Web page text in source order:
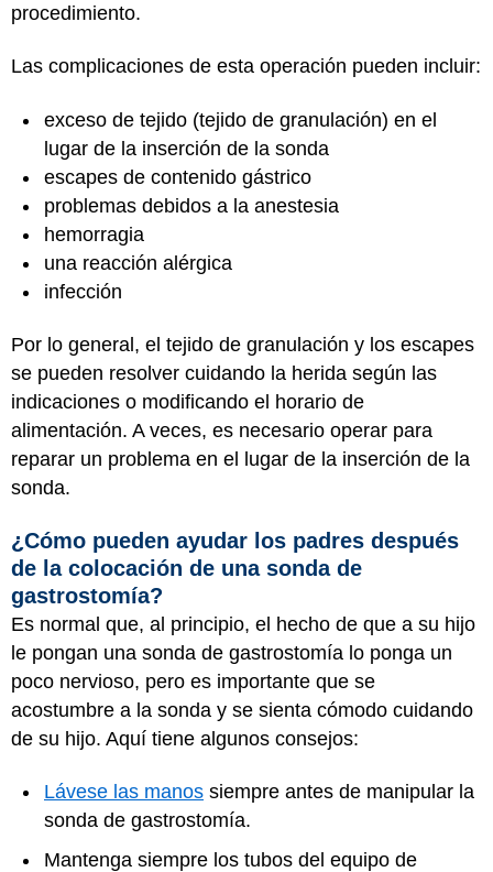
procedimiento.
Las complicaciones de esta operación pueden incluir:
exceso de tejido (tejido de granulación) en el
lugar de la inserción de la sonda
escapes de contenido gástrico
problemas debidos a la anestesia
hemorragia
una reacción alérgica
infección
Por lo general, el tejido de granulación y los escapes
se pueden resolver cuidando la herida según las
indicaciones o modificando el horario de
alimentación. A veces, es necesario operar para
reparar un problema en el lugar de la inserción de la
sonda.
¿Cómo pueden ayudar los padres después
de la colocación de una sonda de
gastrostomía?
Es normal que, al principio, el hecho de que a su hijo
le pongan una sonda de gastrostomía lo ponga un
poco nervioso, pero es importante que se
acostumbre a la sonda y se sienta cómodo cuidando
de su hijo. Aquí tiene algunos consejos:
Lávese las manos siempre antes de manipular la
sonda de gastrostomía.
Mantenga siempre los tubos del equipo de